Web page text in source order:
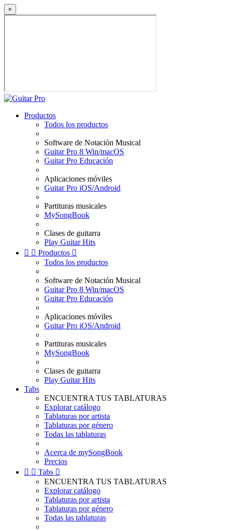
×
Productos
Todos los productos
Software de Notación Musical
Guitar Pro 8 Win/macOS
Guitar Pro Educación
Aplicaciones móviles
Guitar Pro iOS/Android
Partituras musicales
MySongBook
Clases de guitarra
Play Guitar Hits
  Productos 
Todos los productos
Software de Notación Musical
Guitar Pro 8 Win/macOS
Guitar Pro Educación
Aplicaciones móviles
Guitar Pro iOS/Android
Partituras musicales
MySongBook
Clases de guitarra
Play Guitar Hits
Tabs
ENCUENTRA TUS TABLATURAS
Explorar catálogo
Tablaturas por artista
Tablaturas por género
Todas las tablaturas
Acerca de mySongBook
Precios
  Tabs 
ENCUENTRA TUS TABLATURAS
Explorar catálogo
Tablaturas por artista
Tablaturas por género
Todas las tablaturas